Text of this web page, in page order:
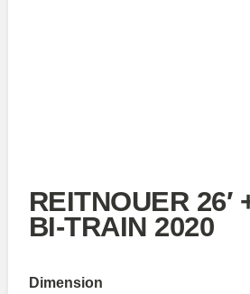
REITNOUER 26′
BI-TRAIN 2020
Dimension